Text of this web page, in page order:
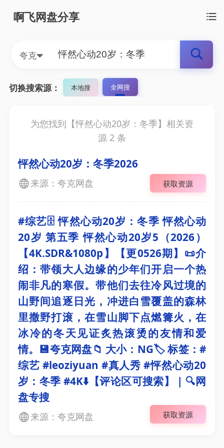
啊飞网盘分享
夸克
切换搜索源： 本地搜 全网搜
为您找到【怦然心动20岁：冬季】相关资
源 2 条
怦然心动20岁：冬季2026
来源：夸克网盘 获取资源
#综艺🗄 怦然心动20岁：冬季 怦然心动
20岁 第五季 怦然心动20岁5（2026）
【4K.SDR&1080p】【更0526期】📜介
绍：带领大人边缘的少年们开启一个热
闹非凡的寒假。带他们去往冷风过境的
山野间追逐日光，冲进白雪覆盖的森林
里撒野打滚，在雪山脚下点燃篝火，在
冰冷的冬天见证炙热滚烫的友情和爱
情。💾夸克网盘📁 大小：NG🏷 标签：#
综艺 #leoziyuan #真人秀 #怦然心动20
岁：冬季 #4K⬇️【评论区可搜索】 | 🔍网
盘专搜
来源：夸克网盘 获取资源